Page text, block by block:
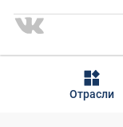
Отрасли
2024 - 2025 ©